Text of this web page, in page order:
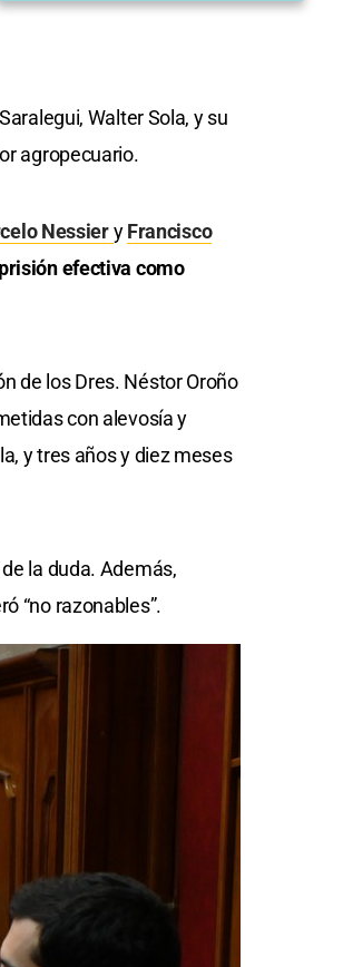
Walter Sola, y su
agropecuario.
NessieryFrancisco
efectiva como
de los Dres. Néstor Oroño
con alevosía y
y tres años y diez meses
la duda. Además,
“no razonables”.